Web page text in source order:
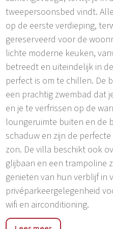
tweepersoonsbed vindt.
op de eerste verdieping,
gereserveerd voor de
lichte moderne keuken,
betreedt en uiteindelijk in
perfect is om te chillen. De
een prachtig zwembad dat
en je te verfrissen op de
loungeruimte buiten en de
schaduw en zijn de
zon. De villa beschikt ook
glijbaan en een trampoline
genieten van hun verblijf in
privéparkeergelegenheid
wifi en airconditioning.
Villa Omnia is gelegen in